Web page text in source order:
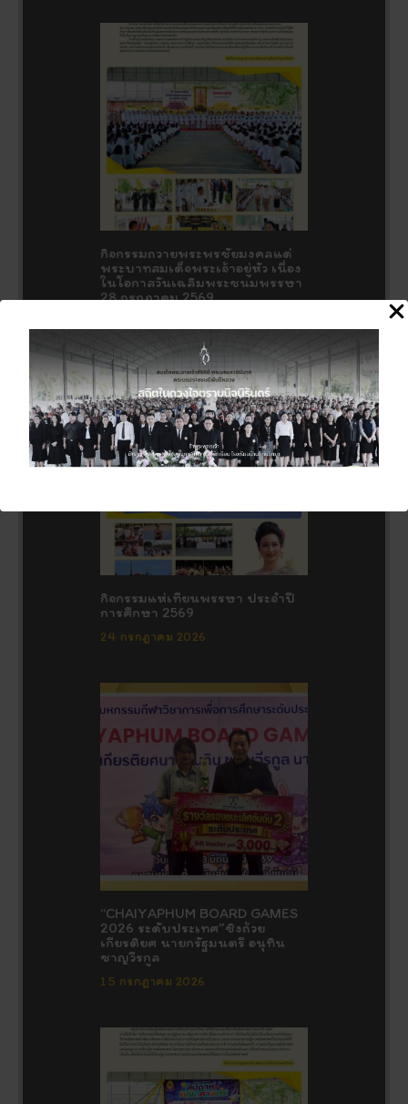
กิจกรรมถวายพระพรชัยมงคลแด่
พระบาทสมเด็จพระเจ้าอยู่หัว เนื่อง
ในโอกาสวันเฉลิมพระชนมพรรษา
28 กรกฎาคม 2569
กิจกรรมแห่เทียนพรรษา ประจำปี
การศึกษา 2569
24 กรกฎาคม 2026
“CHAIYAPHUM BOARD GAMES
2026 ระดับประเทศ”ชิงถ้วย
เกียรติยศ นายกรัฐมนตรี อนุทิน
ชาญวีรกูล
15 กรกฎาคม 2026